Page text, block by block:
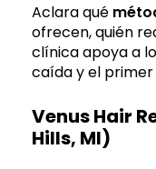
Aclara qué
ofrecen, quién
clínica apoya a
caída y el
Venus Hair
Hills, MI)